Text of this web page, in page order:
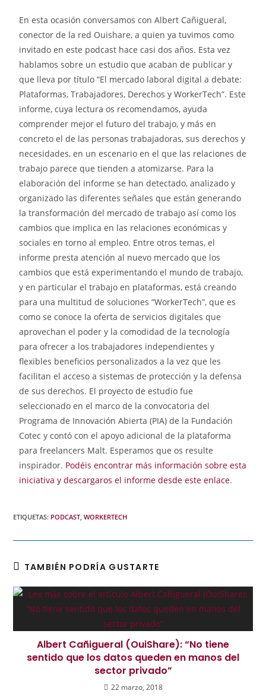
En esta ocasión conversamos con Albert Cañigueral,
conector de la red Ouishare, a quien ya tuvimos como
invitado en este podcast hace casi dos años. Esta vez
hablamos sobre un estudio que acaban de publicar y
que lleva por título “El mercado laboral digital a debate:
Plataformas, Trabajadores, Derechos y WorkerTech”. Este
informe, cuya lectura os recomendamos, ayuda
comprender mejor el futuro del trabajo, y más en
concreto el de las personas trabajadoras, sus derechos y
necesidades, en un escenario en el que las relaciones de
trabajo parece que tienden a atomizarse. Para la
elaboración del informe se han detectado, analizado y
organizado las diferentes señales que están generando
la transformación del mercado de trabajo así como los
cambios que implica en las relaciones económicas y
sociales en torno al empleo. Entre otros temas, el
informe presta atención al nuevo mercado que los
cambios que está experimentando el mundo de trabajo,
y en particular el trabajo en plataformas, está creando
para una multitud de soluciones “WorkerTech”, que es
como se conoce la oferta de servicios digitales que
aprovechan el poder y la comodidad de la tecnología
para ofrecer a los trabajadores independientes y
flexibles beneficios personalizados a la vez que les
facilitan el acceso a sistemas de protección y la defensa
de sus derechos. El proyecto de estudio fue
seleccionado en el marco de la convocatoria del
Programa de Innovación Abierta (PIA) de la Fundación
Cotec y contó con el apoyo adicional de la plataforma
para freelancers Malt. Esperamos que os resulte
inspirador. Podéis encontrar más información sobre esta
iniciativa y descargaros el informe desde este enlace.
ETIQUETAS: PODCAST, WORKERTECH
TAMBIÉN PODRÍA GUSTARTE
Albert Cañigueral (OuiShare): “No tiene
sentido que los datos queden en manos del
sector privado”
22 marzo, 2018